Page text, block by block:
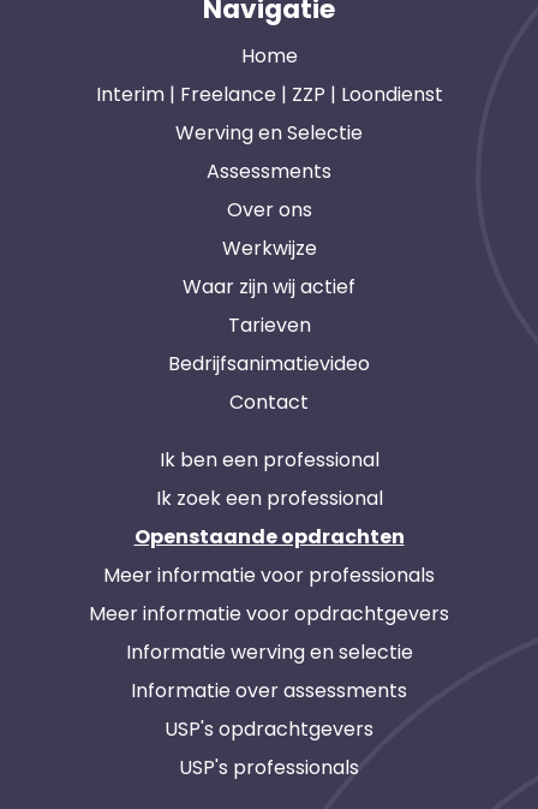
Navigatie
Home
Interim | Freelance | ZZP | Loondienst
Werving en Selectie
Assessments
Over ons
Werkwijze
Waar zijn wij actief
Tarieven
Bedrijfsanimatievideo
Contact
Ik ben een professional
Ik zoek een professional
Openstaande opdrachten
Meer informatie voor professionals
Meer informatie voor opdrachtgevers
Informatie werving en selectie
Informatie over assessments
USP's opdrachtgevers
USP's professionals